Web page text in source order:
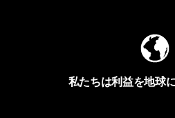
私たちは利益を地球